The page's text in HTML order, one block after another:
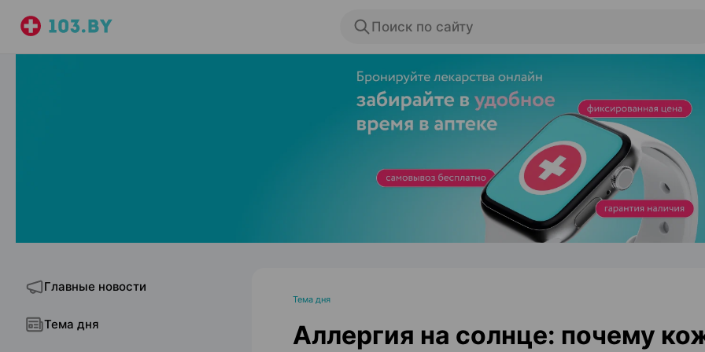
Поиск по сайту
ЭФФЕКТИВНАЯ РЕКЛАМА НА САЙТЕ
Главные новости
Тема дня
Тема дня
Аллергия на солнце: почему